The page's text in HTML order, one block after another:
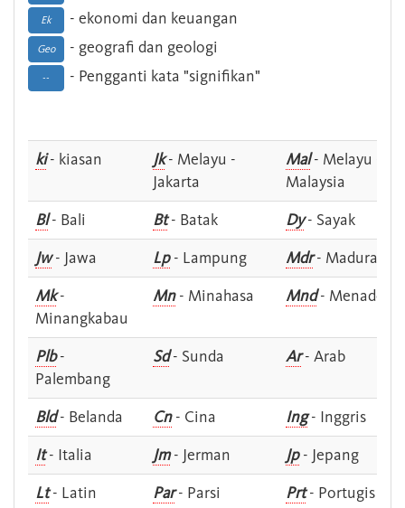
Ek - ekonomi dan keuangan
Geo - geografi dan geologi
-- - Pengganti kata "signifikan"
ki- kiasan Jk- Melayu -
Jakarta
Mal- Melayu -
Malaysia
Bl- Bali Bt- Batak Dy- Sayak
Jw- Jawa Lp- Lampung Mdr- Madura
Mk-
Minangkabau
Mn- Minahasa Mnd- Menado
Plb-
Palembang
Sd- Sunda Ar- Arab
Bld- Belanda Cn- Cina Ing- Inggris
It- Italia Jm- Jerman Jp- Jepang
Lt- Latin Par- Parsi Prt- Portugis